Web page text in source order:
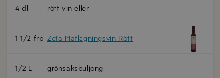
4 dl rött vin eller
1 1/2 frp Zeta Matlagningsvin Rött
1/2 L grönsaksbuljong